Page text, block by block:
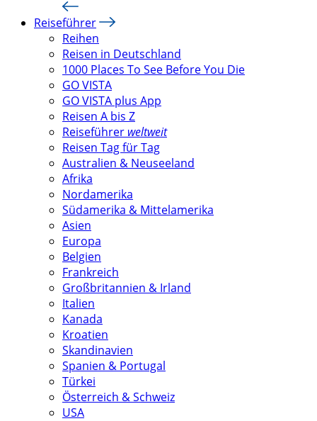
Reiseführer
Reihen
Reisen in Deutschland
1000 Places To See Before You Die
GO VISTA
GO VISTA plus App
Reisen A bis Z
Reiseführer weltweit
Reisen Tag für Tag
Australien & Neuseeland
Afrika
Nordamerika
Südamerika & Mittelamerika
Asien
Europa
Belgien
Frankreich
Großbritannien & Irland
Italien
Kanada
Kroatien
Skandinavien
Spanien & Portugal
Türkei
Österreich & Schweiz
USA